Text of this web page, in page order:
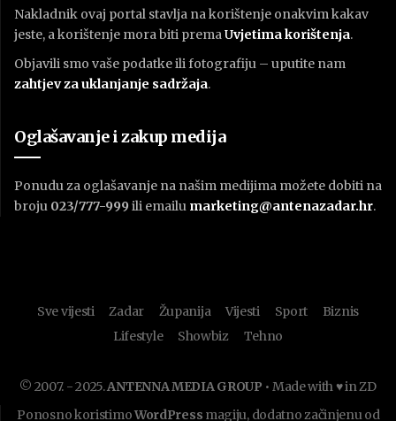
Nakladnik ovaj portal stavlja na korištenje onakvim kakav
jeste, a korištenje mora biti premaUvjetima korištenja.
Objavili smo vaše podatke ili fotografiju – uputite nam
zahtjev za uklanjanje sadržaja.
Oglašavanje i zakup medija
Ponudu za oglašavanje na našim medijima možete dobiti na
broju 023/777-999 ili emailu marketing@antenazadar.hr.
Sve vijesti Zadar Županija Vijesti Sport
Biznis
Lifestyle
Showbiz Tehno
© 2007. - 2025.ANTENNA MEDIA GROUP • Made with ♥ in ZD
Ponosno koristimoWordPress magiju, dodatno začinjenu od